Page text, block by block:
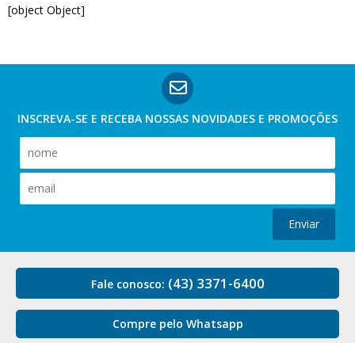
[object Object]
INSCREVA-SE E RECEBA NOSSAS NOVIDADES E PROMOÇÕES
Enviar
Fale conosco: (43) 3371-6400
Compre pelo Whatsapp